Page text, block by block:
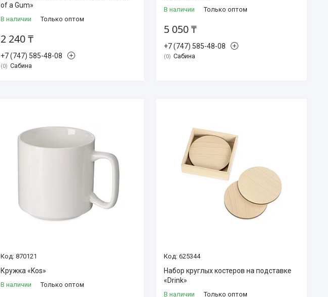
of a Gum»
В наличии Только оптом
2 240 ₸
+7 (747) 585-48-08
0 Сабина
В наличии Только оптом
5 050 ₸
+7 (747) 585-48-08
0 Сабина
870121
Кружка «Kos»
В наличии Только оптом
625344
Набор круглых костеров на подставке
«Drink»
В наличии Только оптом